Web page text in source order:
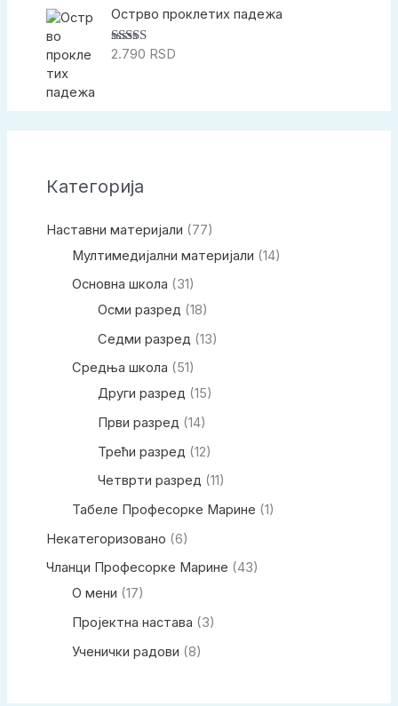
Острво проклетих падежа
Оцењено са
2.790 RSD
Категорија
Наставни материјали (77)
Мултимедијални материјали (14)
Основна школа (31)
Осми разред (18)
Седми разред (13)
Средња школа (51)
Други разред (15)
Први разред (14)
Трећи разред (12)
Четврти разред (11)
Табеле Професорке Марине (1)
Некатегоризовано (6)
Чланци Професорке Марине (43)
О мени (17)
Пројектна настава (3)
Ученички радови (8)